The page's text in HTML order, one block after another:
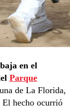
en el
Parque
de La Florida,
hecho ocurrió